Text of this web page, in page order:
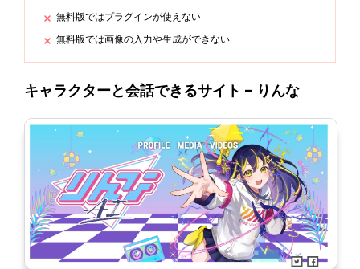
無料版ではプラグインが使えない
無料版では画像の入力や生成ができない
キャラクターと会話できるサイト - りんな